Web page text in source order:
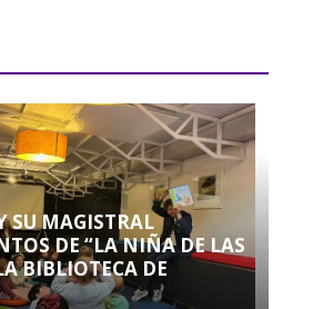
SU MAGISTRAL
DE “LA NIÑA DE LAS
BIBLIOTECA DE